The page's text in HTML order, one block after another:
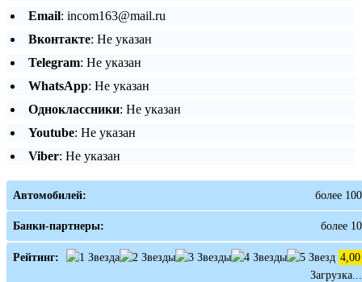
Email: incom163@mail.ru
Вконтакте: Не указан
Telegram: Не указан
WhatsApp: Не указан
Одноклассники: Не указан
Youtube: Не указан
Viber: Не указан
Автомобилей: более 100
Банки-партнеры: более 10
Рейтинг:
4,00
Загрузка...